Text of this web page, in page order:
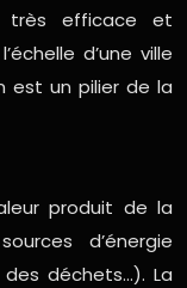
très efficace et
d’une ville
est un pilier de la
produit de la
d’énergie
déchets…). La